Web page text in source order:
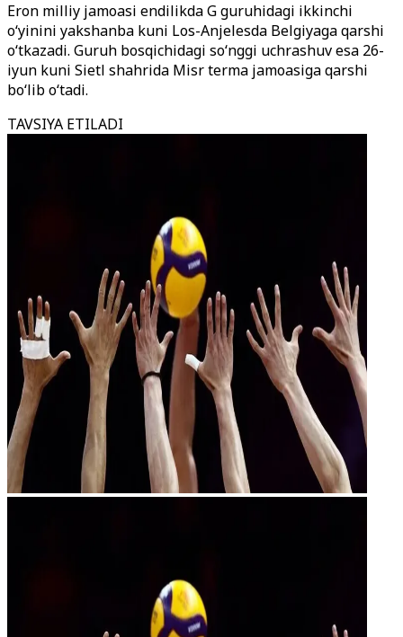
Eron milliy jamoasi endilikda G guruhidagi ikkinchi
o‘yinini yakshanba kuni Los-Anjelesda Belgiyaga qarshi
o‘tkazadi. Guruh bosqichidagi so‘nggi uchrashuv esa 26-
iyun kuni Sietl shahrida Misr terma jamoasiga qarshi
bo‘lib o‘tadi.
TAVSIYA ETILADI